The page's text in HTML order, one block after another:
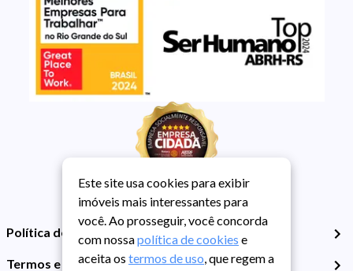
Política de Privacidade
Termos e Condições de Uso
Este site usa cookies para exibir
imóveis mais interessantes para
você. Ao prosseguir, você concorda
com nossapolítica de cookies e
aceita os termos de uso, que regem a